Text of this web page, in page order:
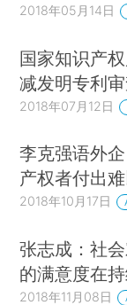
2018年05月14日
国家知识产
减发明专利
2018年07月12日
李克强语外
产权者付出
2018年10月17日
张志成：社
的满意度在
2018年11月08日